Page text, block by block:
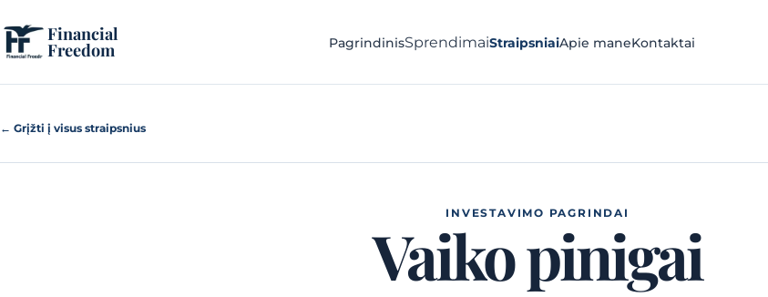
Financial
Freedom PagrindinisSprendimaiStraipsniaiApie maneKontaktai
← Grįžti į visus straipsnius
INVESTAVIMO PAGRINDAI
Vaiko pinigai